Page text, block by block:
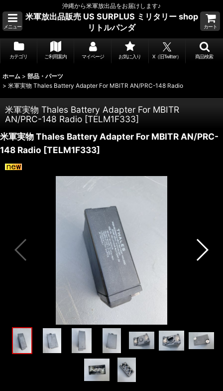
沖縄から米軍放出品をお届けします♪
メニュー
米軍放出品販売 US SURPLUS ミリタリー shop
リトルパンダ
カート
カテゴリ ご利用案内 マイページ お気に入り X（旧Twitter） 商品検索
ホーム > 部品・パーツ
> 米軍実物 Thales Battery Adapter For MBITR AN/PRC-148 Radio
米軍実物 Thales Battery Adapter For MBITR
AN/PRC-148 Radio [TELM1F333]
米軍実物 Thales Battery Adapter For MBITR AN/PRC-
148 Radio [TELM1F333]